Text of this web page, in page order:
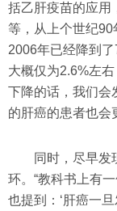
括乙肝疫苗的应用
等，从上个世纪90
2006年已经降到
大概仅为2.6%左
下降的话，我们会
的肝癌的患者也会
同时，尽早发
环。“教科书上有
也提到：‘肝癌一